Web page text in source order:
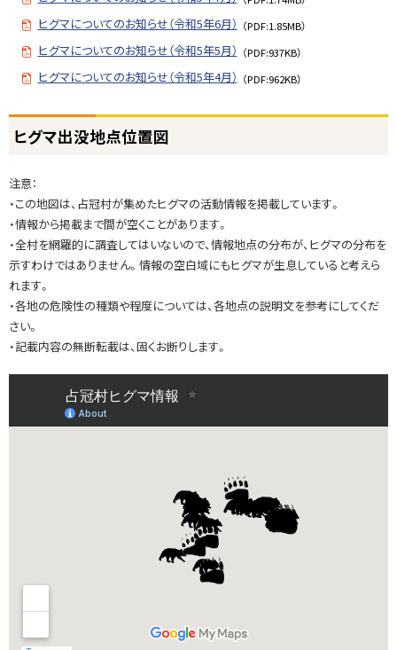
ヒグマについてのお知らせ（令和5年6月） （PDF:1.85MB）
ヒグマについてのお知らせ（令和5年5月） （PDF:937KB）
ヒグマについてのお知らせ（令和5年4月） （PDF:962KB）
ッ
に
戻
る
ヒグマ出没地点位置図
注意：
・この地図は、占冠村が集めたヒグマの活動情報を掲載しています。
・情報から掲載まで間が空くことがあります。
・全村を網羅的に調査してはいないので、情報地点の分布が、ヒグマの分布を
示すわけではありません。情報の空白域にもヒグマが生息していると考えら
れます。
・各地の危険性の種類や程度については、各地点の説明文を参考にしてくだ
さい。
・記載内容の無断転載は、固くお断りします。